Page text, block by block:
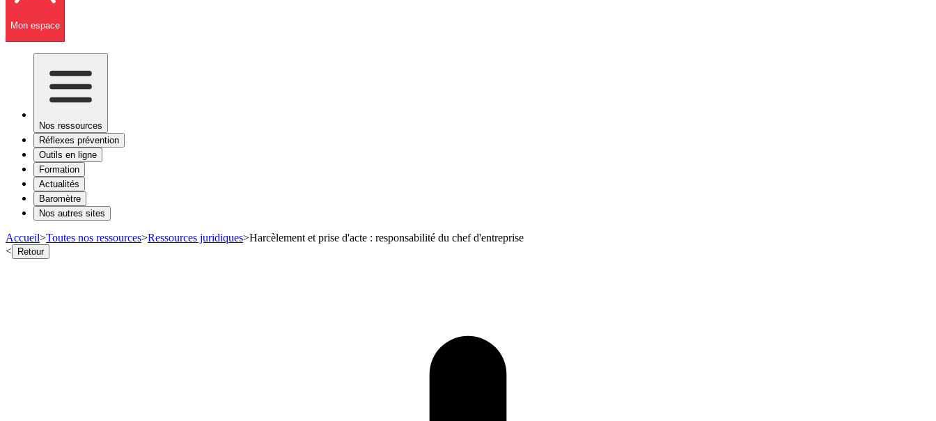
Mon espace
Nos ressources
Réflexes prévention
Outils en ligne
Formation
Actualités
Baromètre
Nos autres sites
Accueil>Toutes nos ressources>Ressources juridiques>Harcèlement et prise d'acte : responsabilité du chef d'entreprise
< Retour